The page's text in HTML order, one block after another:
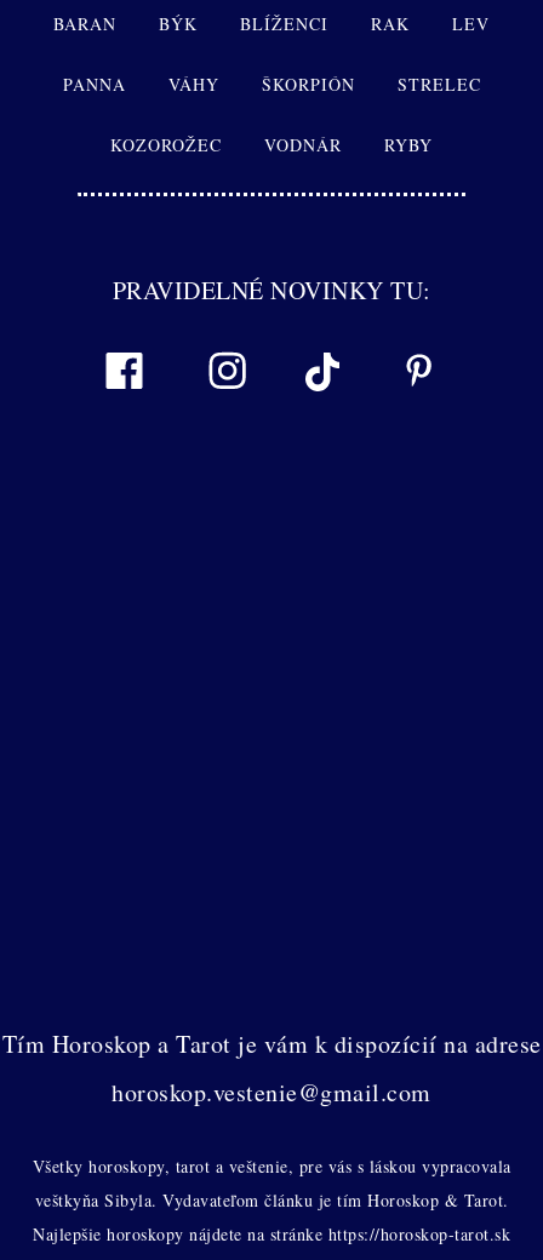
BARAN BÝK BLÍŽENCI RAK LEV
PANNA VÁHY ŠKORPIÓN STRELEC
KOZOROŽEC VODNÁR RYBY
PRAVIDELNÉ NOVINKY TU:
Tím Horoskop a Tarot je vám k dispozícií na adrese
horoskop.vestenie@gmail.com
Všetky horoskopy, tarot a veštenie, pre vás s láskou vypracovala
veštkyňa Sibyla. Vydavateľom článku je tím Horoskop & Tarot.
Najlepšie horoskopy nájdete na stránke https://horoskop-tarot.sk